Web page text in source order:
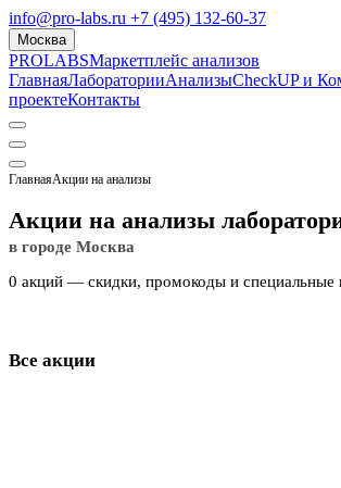
info@pro-labs.ru +7 (495) 132-60-37
Москва
PROLABSМаркетплейс анализов
ГлавнаяЛабораторииАнализыCheckUP и
проектеКонтакты
ГлавнаяАкции на анализы
Акции на анализы
в городе Москва
0 акций — скидки, промокоды и специальные
Все акции